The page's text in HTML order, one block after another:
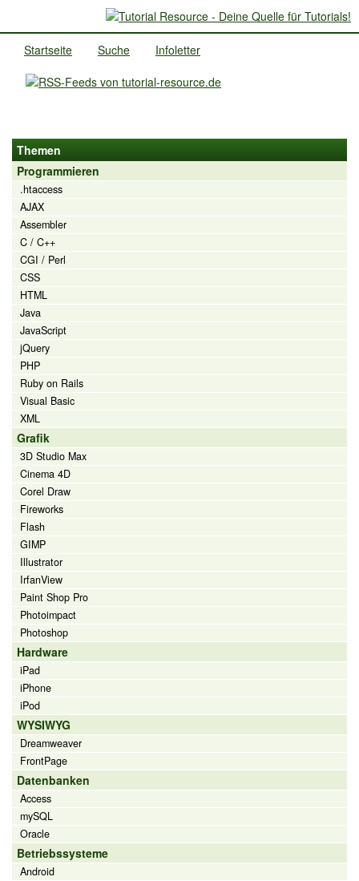
Startseite Suche Infoletter
Themen
Programmieren
.htaccess
AJAX
Assembler
C / C++
CGI / Perl
CSS
HTML
Java
JavaScript
jQuery
PHP
Ruby on Rails
Visual Basic
XML
Grafik
3D Studio Max
Cinema 4D
Corel Draw
Fireworks
Flash
GIMP
Illustrator
IrfanView
Paint Shop Pro
Photoimpact
Photoshop
Hardware
iPad
iPhone
iPod
WYSIWYG
Dreamweaver
FrontPage
Datenbanken
Access
mySQL
Oracle
Betriebssysteme
Android